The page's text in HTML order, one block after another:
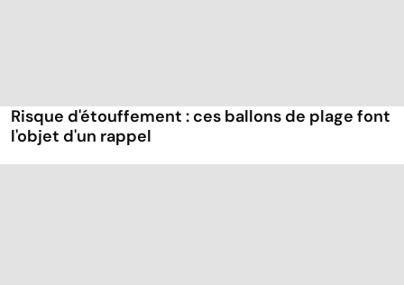
Risque d'étouffement : ces ballons de plage font
l'objet d'un rappel